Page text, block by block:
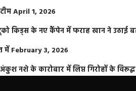
April 1, 2026
किड्स के नए कैंपेन में फराह खान ने उठाई
में February 3, 2026
अंकुश नशे के कारोबार में लिप्त गिरोहों के